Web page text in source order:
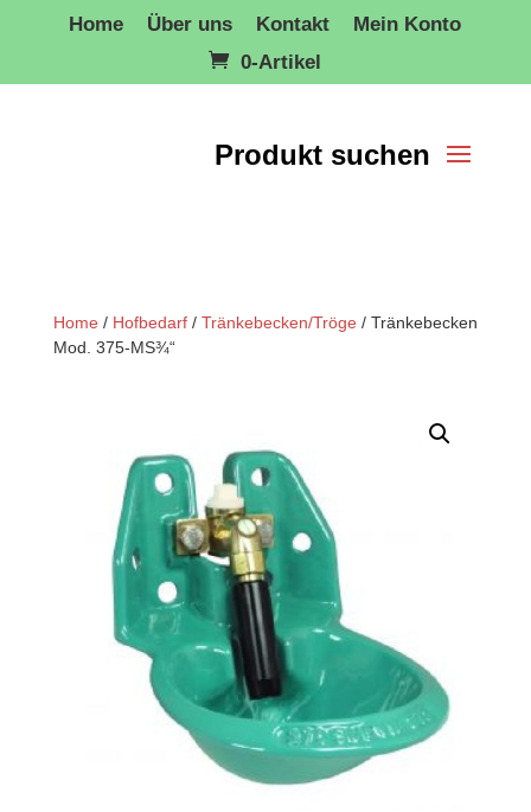
Home Über uns Kontakt
Mein Konto
0-Artikel
Home / Hofbedarf/ Tränkebecken/Tröge / Tränkebecken
Mod. 375-MS¾“